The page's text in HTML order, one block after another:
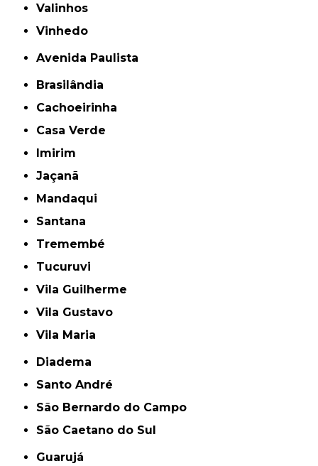
Valinhos
Vinhedo
Avenida Paulista
Brasilândia
Cachoeirinha
Casa Verde
Imirim
Jaçanã
Mandaqui
Santana
Tremembé
Tucuruvi
Vila Guilherme
Vila Gustavo
Vila Maria
Diadema
Santo André
São Bernardo do Campo
São Caetano do Sul
Guarujá